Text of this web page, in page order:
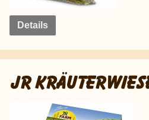
Details
JR